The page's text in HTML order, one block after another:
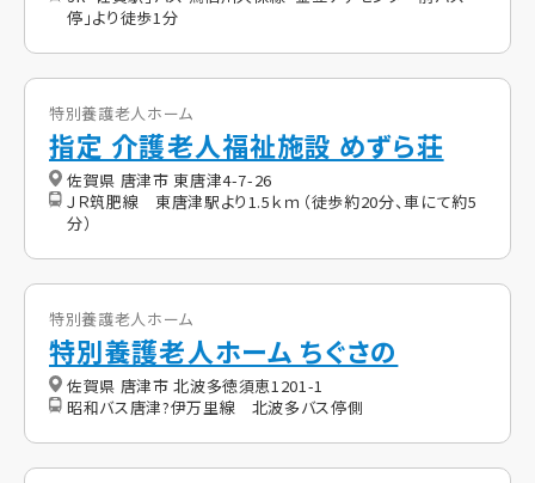
停」より徒歩1分
特別養護老人ホーム
指定 介護老人福祉施設 めずら荘
佐賀県 唐津市 東唐津4-7-26
ＪＲ筑肥線 東唐津駅より1.5ｋｍ（徒歩約20分、車にて約5
分）
特別養護老人ホーム
特別養護老人ホーム ちぐさの
佐賀県 唐津市 北波多徳須恵1201-1
昭和バス唐津?伊万里線 北波多バス停側